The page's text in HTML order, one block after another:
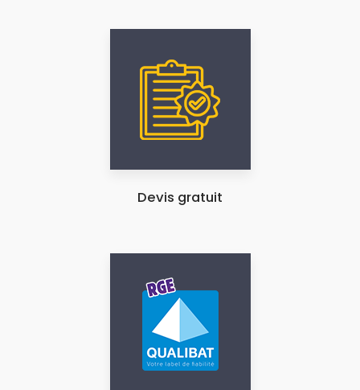
Devis gratuit